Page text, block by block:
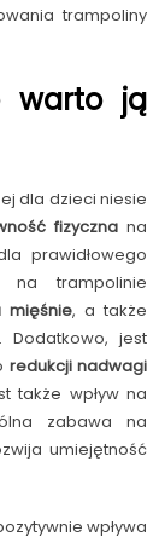
trampoliny
warto ją
dla dzieci niesie
fizycznana
prawidłowego
na trampolinie
mięśnie, a także
. Dodatkowo, jest
redukcji nadwagi
także wpływ na
zabawa na
umiejętność
wpływa